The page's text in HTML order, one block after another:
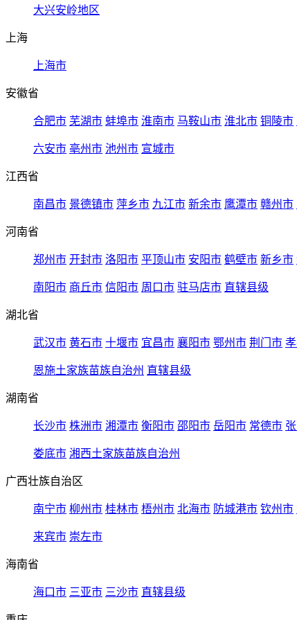
大兴安岭地区
上海
上海市
安徽省
合肥市 芜湖市 蚌埠市 淮南市 马鞍山市 淮北市 铜陵市
六安市 亳州市 池州市 宣城市
江西省
南昌市 景德镇市 萍乡市 九江市 新余市 鹰潭市 赣州市
河南省
郑州市 开封市 洛阳市 平顶山市 安阳市 鹤壁市 新乡市
南阳市 商丘市 信阳市 周口市 驻马店市 直辖县级
湖北省
武汉市 黄石市 十堰市 宜昌市 襄阳市 鄂州市 荆门市
恩施土家族苗族自治州 直辖县级
湖南省
长沙市 株洲市 湘潭市 衡阳市 邵阳市 岳阳市 常德市
娄底市 湘西土家族苗族自治州
广西壮族自治区
南宁市 柳州市 桂林市 梧州市 北海市 防城港市 钦州市
来宾市 崇左市
海南省
海口市 三亚市 三沙市 直辖县级